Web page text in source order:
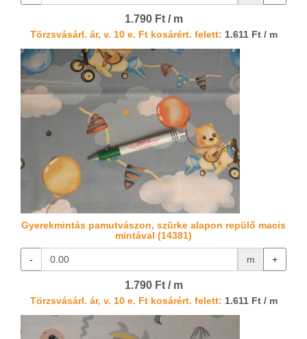
1.790 Ft / m
Törzsvásárl. ár, v. 10 e. Ft kosárért. felett: 1.611 Ft / m
Gyerekmintás pamutvászon, szürke alapon repülő macis
mintával (14381)
- m +
1.790 Ft / m
Törzsvásárl. ár, v. 10 e. Ft kosárért. felett: 1.611 Ft / m